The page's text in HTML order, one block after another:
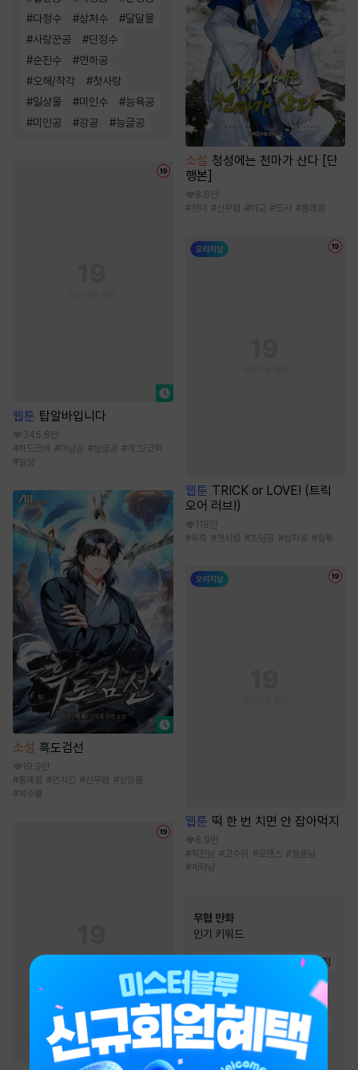
#다정수 #상처수 #달달물
#사랑꾼공 #단정수
#순진수 #연하공
#오해/착각 #첫사랑
#일상물 #미인수 #능욕공
#미인공 #강공 #능글공
웹툰 탑알바입니다
345.8만
#하드코어 #미남공 #능글공 # 개그/코믹
#일상
소설 흑도검선
19.9만
#통쾌함 #먼치킨 #신무협 #성장물
#복수물
소설 청성에는 천마가 산다 [단
행본]
8.8만
#천마 #신무협 #마교 #도사 #통쾌함
웹툰 TRICK or LOVE! (트릭
오어 러브!)
118만
#유혹 #첫사랑 #초딩공 #상처공 #질투
웹툰 떡 한 번 치면 안 잡아먹지
8.9만
#직진남 #고수위 #로맨스 #절륜남
#계략남
무협 만화
인기 키워드
#
우정
#2024 정액제 무협
#복수물 #천마
# 천하제일인 # 정파 # 살수
먼치킨 #사파 #환생물
성장물 #복수